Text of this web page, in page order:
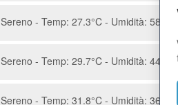
Sereno - Temp: 27.3°C - Umidità:
Sereno - Temp: 29.7°C - Umidità:
Sereno - Temp: 31.8°C - Umidità: